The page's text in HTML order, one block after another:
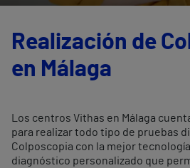
Realización de
en Málaga
Los centros Vithas en Málaga
para realizar todo tipo de pruebas
Colposcopia con la mejor
diagnóstico personalizado que